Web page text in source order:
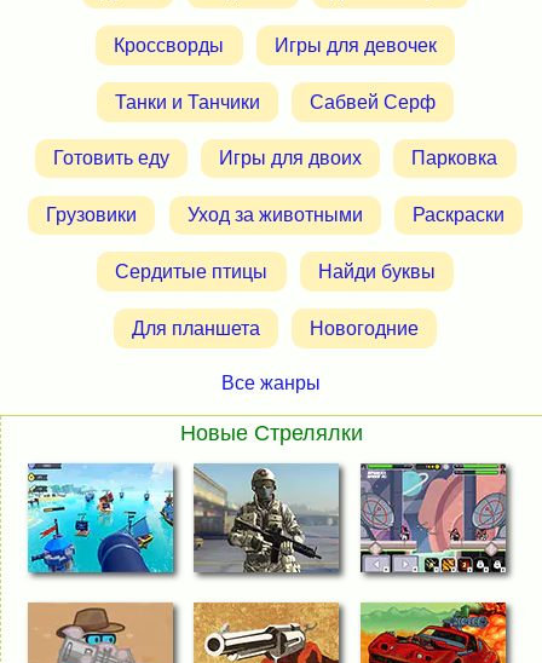
Кроссворды Игры для девочек
Танки и Танчики Сабвей Серф
Готовить еду Игры для двоих Парковка
Грузовики Уход за животными Раскраски
Сердитые птицы Найди буквы
Для планшета Новогодние
Все жанры
Новые Стрелялки